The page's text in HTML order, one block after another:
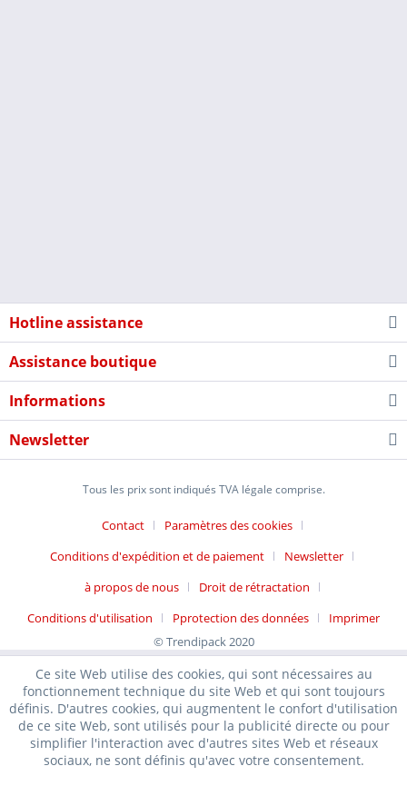
Hotline assistance
Assistance boutique
Informations
Newsletter
Tous les prix sont indiqués TVA légale comprise.
Contact
Paramètres des cookies
Conditions d'expédition et de paiement
Newsletter
à propos de nous
Droit de rétractation
Conditions d'utilisation
Pprotection des données
Imprimer
© Trendipack 2020
Ce site Web utilise des cookies, qui sont nécessaires au
fonctionnement technique du site Web et qui sont toujours
définis. D'autres cookies, qui augmentent le confort d'utilisation
de ce site Web, sont utilisés pour la publicité directe ou pour
simplifier l'interaction avec d'autres sites Web et réseaux
sociaux, ne sont définis qu'avec votre consentement.